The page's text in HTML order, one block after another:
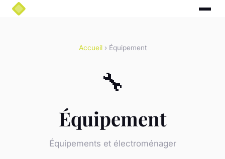
Accueil› Équipement
🔧
Équipement
Équipements et électroménager